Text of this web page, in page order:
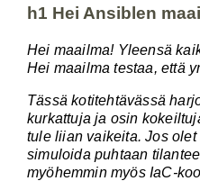
h1 Hei Ansiblen
Hei maailma! Yleensä
Hei maailma testaa, että
Tässä kotitehtävässä
kurkattuja ja osin
tule liian vaikeita. Jos
simuloida puhtaan
myöhemmin myös IaC-